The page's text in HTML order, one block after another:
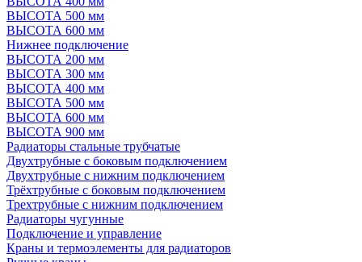
ВЫСОТА 500 мм
ВЫСОТА 600 мм
Нижнее подключение
ВЫСОТА 200 мм
ВЫСОТА 300 мм
ВЫСОТА 400 мм
ВЫСОТА 500 мм
ВЫСОТА 600 мм
ВЫСОТА 900 мм
Радиаторы стальные трубчатые
Двухтрубные с боковым подключением
Двухтрубные с нижним подключением
Трёхтрубные с боковым подключением
Трехтрубные с нижним подключением
Радиаторы чугунные
Подключение и управление
Краны и термоэлементы для радиаторов